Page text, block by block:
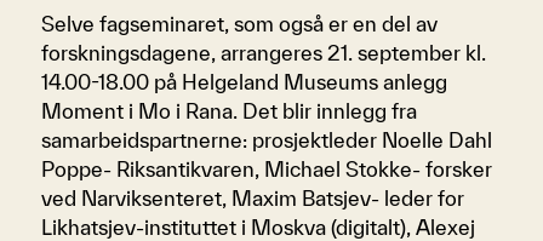
Selve fagseminaret, som også er en del av
forskningsdagene, arrangeres 21. september kl.
14.00-18.00 på Helgeland Museums anlegg
Moment i Mo i Rana. Det blir innlegg fra
samarbeidspartnerne: prosjektleder Noelle Dahl
Poppe- Riksantikvaren, Michael Stokke- forsker
ved Narviksenteret, Maxim Batsjev- leder for
Likhatsjev-instituttet i Moskva (digitalt), Alexej